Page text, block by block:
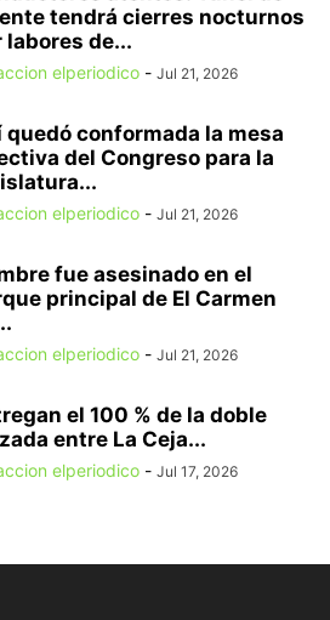
tendrá cierres nocturnos
labores de...
elperiodico - Jul 21, 2026
quedó conformada la mesa
del Congreso para la
elperiodico - Jul 21, 2026
fue asesinado en el
principal de El Carmen
elperiodico - Jul 21, 2026
el 100 % de la doble
entre La Ceja...
elperiodico - Jul 17, 2026